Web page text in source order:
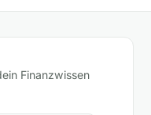
Finanzwissen